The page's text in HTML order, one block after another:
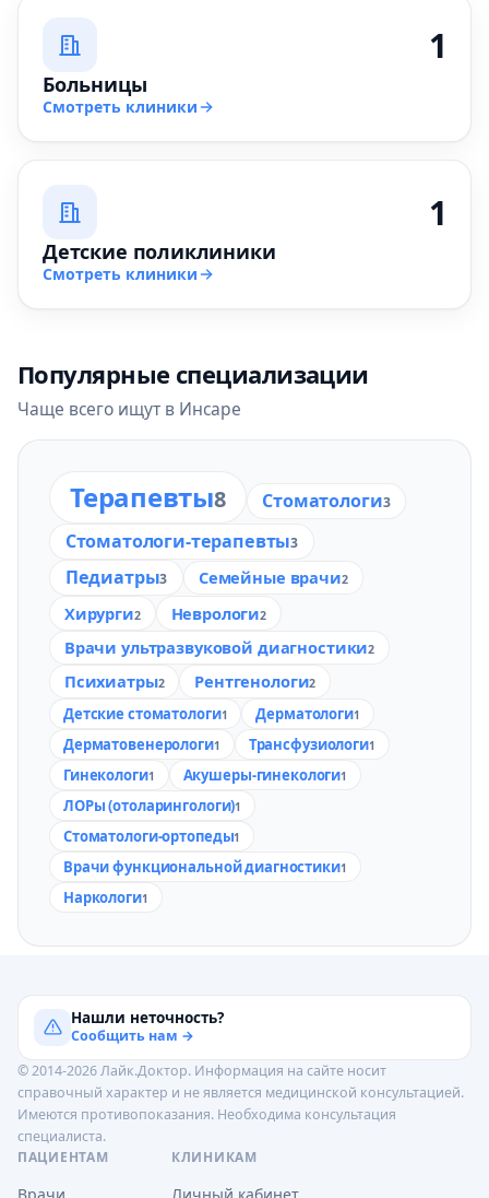
1
Больницы
Смотреть клиники
1
Детские поликлиники
Смотреть клиники
Популярные специализации
Чаще всего ищут в Инсаре
Терапевты8 Стоматологи3
Стоматологи-терапевты3
Педиатры3 Семейные врачи2
Хирурги2 Неврологи2
Врачи ультразвуковой диагностики2
Психиатры2 Рентгенологи2
Детские стоматологи1 Дерматологи1
Дерматовенерологи1 Трансфузиологи1
Гинекологи1 Акушеры-гинекологи1
ЛОРы (отоларингологи)1
Стоматологи-ортопеды1
Врачи функциональной диагностики1
Наркологи1
Нашли неточность?
Сообщить нам →
© 2014-2026 Лайк.Доктор. Информация на сайте носит
справочный характер и не является медицинской консультацией.
Имеются противопоказания. Необходима консультация
специалиста.
ПАЦИЕНТАМ
КЛИНИКАМ